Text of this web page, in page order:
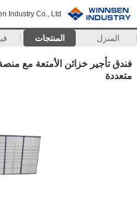
Industry Co., Ltd.
المنزل المنتجات
فندق تأجير خزائن الأمتعة مع
متعددة